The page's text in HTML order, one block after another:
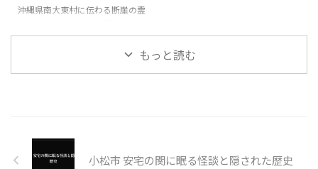
沖縄県南大東村に伝わる断崖の霊
もっと読む
小松市 安宅の関に眠る怪談と隠された歴史